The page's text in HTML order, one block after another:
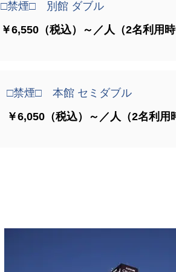
□禁煙□ 別館 ダブル
￥6,550（税込）～／人（2名利用時
□禁煙□ 本館 セミダブル
￥6,050（税込）～／人（2名利用